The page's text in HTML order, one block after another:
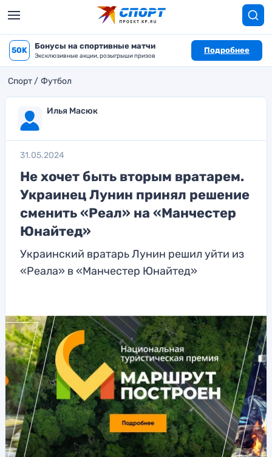
50K Бонусы на спортивные матчи
Эксклюзивные акции, розыгрыши призов
Подробнее
Спорт Футбол
Илья Масюк
31.05.2024
Не хочет быть вторым вратарем.
Украинец Лунин принял решение
сменить «Реал» на «Манчестер
Юнайтед»
Украинский вратарь Лунин решил уйти из
«Реала» в «Манчестер Юнайтед»